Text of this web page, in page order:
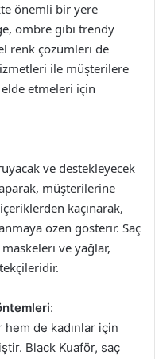
önemli bir yere
ombre gibi trendy
renk çözümleri de
ile müşterilere
etmeleri için
ve destekleyecek
müşterilerine
kaçınarak,
özen gösterir. Saç
ve yağlar,
:
de kadınlar için
Black Kuaför, saç